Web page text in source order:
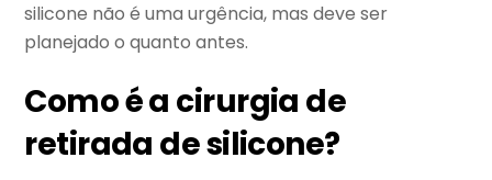
silicone não é uma urgência, mas deve ser
planejado o quanto antes.
Como é a cirurgia de
retirada de silicone?